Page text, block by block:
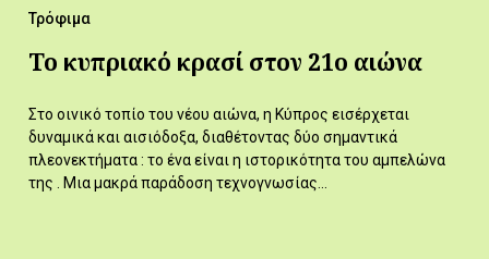
Τρόφιμα
Το κυπριακό κρασί στον 21ο αιώνα
Στο οινικό τοπίο του νέου αιώνα, η Κύπρος εισέρχεται
δυναμικά και αισιόδοξα, διαθέτοντας δύο σημαντικά
πλεονεκτήματα : το ένα είναι η ιστορικότητα του αμπελώνα
της . Μια μακρά παράδοση τεχνογνωσίας…